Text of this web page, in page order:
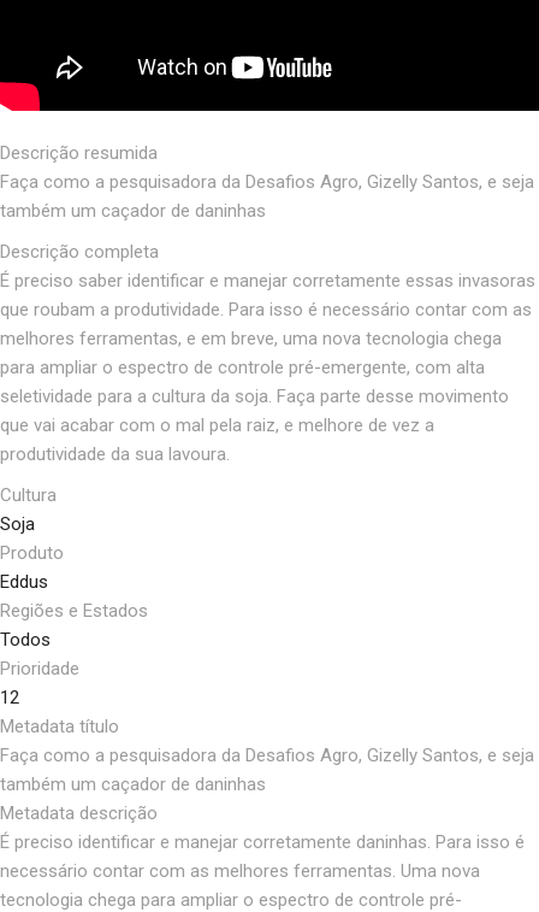
Descrição resumida
Faça como a pesquisadora da Desafios Agro, Gizelly Santos, e seja
também um caçador de daninhas
Descrição completa
É preciso saber identificar e manejar corretamente essas invasoras
que roubam a produtividade. Para isso é necessário contar com as
melhores ferramentas, e em breve, uma nova tecnologia chega
para ampliar o espectro de controle pré-emergente, com alta
seletividade para a cultura da soja. Faça parte desse movimento
que vai acabar com o mal pela raiz, e melhore de vez a
produtividade da sua lavoura.
Cultura
Soja
Produto
Eddus
Regiões e Estados
Todos
Prioridade
12
Metadata título
Faça como a pesquisadora da Desafios Agro, Gizelly Santos, e seja
também um caçador de daninhas
Metadata descrição
É preciso identificar e manejar corretamente daninhas. Para isso é
necessário contar com as melhores ferramentas. Uma nova
tecnologia chega para ampliar o espectro de controle pré-